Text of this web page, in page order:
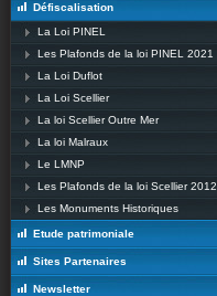
Défiscalisation
La Loi PINEL
Les Plafonds de la loi PINEL 2021
La Loi Duflot
La Loi Scellier
La loi Scellier Outre Mer
La loi Malraux
Le LMNP
Les Plafonds de la loi Scellier 2012
Les Monuments Historiques
Etude patrimoniale
Sites Partenaires
Newsletter